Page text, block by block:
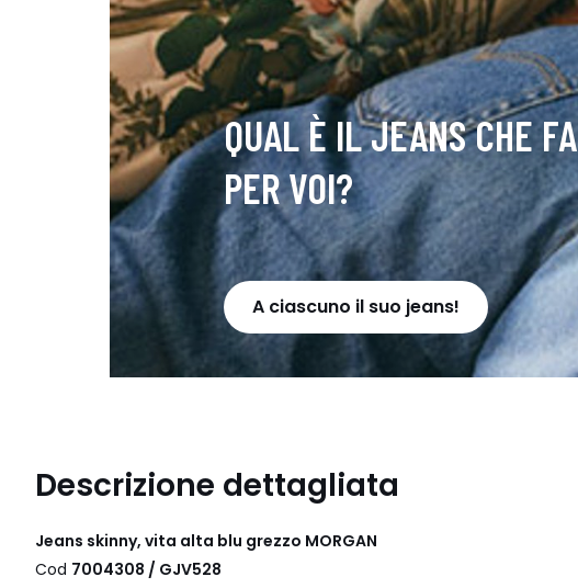
QUAL È IL JEANS CHE FA
PER VOI?
A ciascuno il suo jeans!
Descrizione dettagliata
Jeans skinny, vita alta blu grezzo MORGAN
Cod 7004308 / GJV528